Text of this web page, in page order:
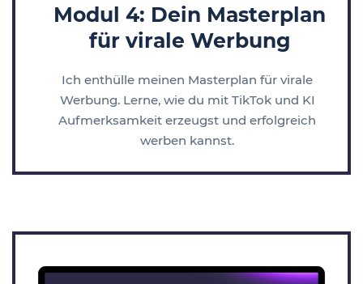
Modul 4: Dein Masterplan
für virale Werbung
Ich enthülle meinen Masterplan für virale
Werbung. Lerne, wie du mit TikTok und KI
Aufmerksamkeit erzeugst und erfolgreich
werben kannst.